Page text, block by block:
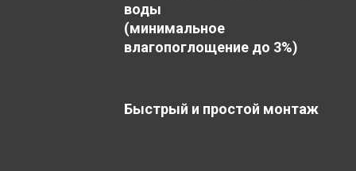
воды
(минимальное
влагопоглощение до 3%)
Быстрый и простой монтаж